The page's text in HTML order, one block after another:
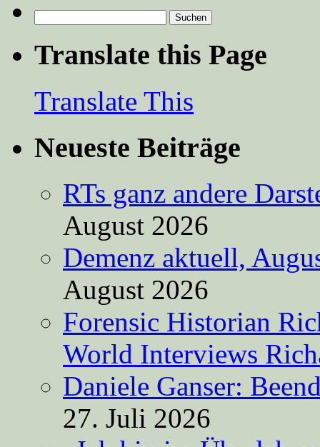
nach:
Translate this Page
Translate This
Neueste Beiträge
RTs ganz andere
August 2026
Demenz aktuell,
August 2026
Forensic Historian
World Interviews
Daniele Ganser:
27. Juli 2026